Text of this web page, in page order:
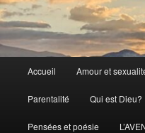
principal
Accueil Amour et
Parentalité Qui est Dieu?
Pensées et poésie